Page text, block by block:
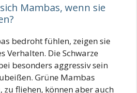
Mambas, wenn sie
bedroht fühlen, zeigen sie
Verhalten. Die Schwarze
besonders aggressiv sein
Grüne Mambas
zu fliehen, können aber auch